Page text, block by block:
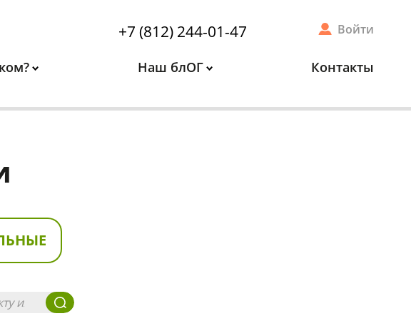
+7 (812) 244-01-47 Войти
Наш блОГ Контакты